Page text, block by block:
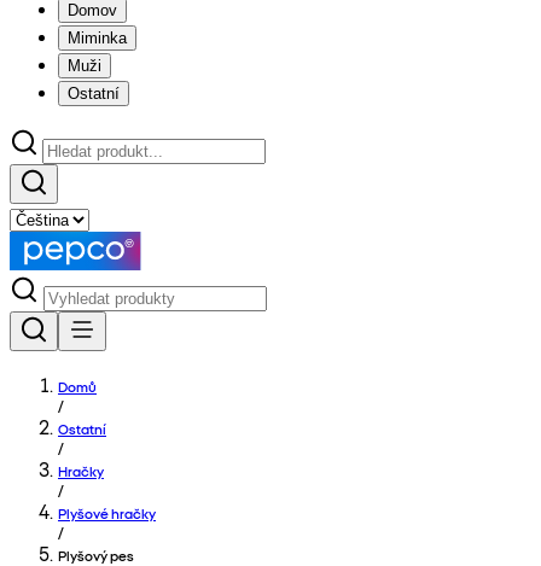
Domov
Miminka
Muži
Ostatní
Domů
/
Ostatní
/
Hračky
/
Plyšové hračky
/
Plyšový pes